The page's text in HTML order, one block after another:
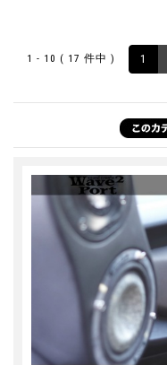
1 - 10 ( 17 件中 ) 1